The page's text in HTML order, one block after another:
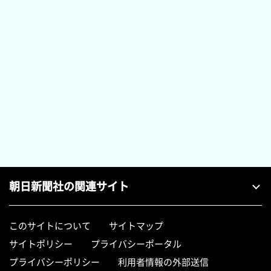
朝日新聞社の関連サイト
このサイトについて
サイトマップ
サイトポリシー
プライバシーポータル
プライバシーポリシー
利用者情報の外部送信